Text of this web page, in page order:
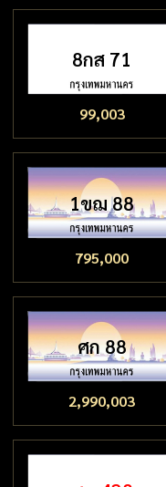
8กส 71
99,003
1ขฌ 88
795,000
ศก 88
2,990,003